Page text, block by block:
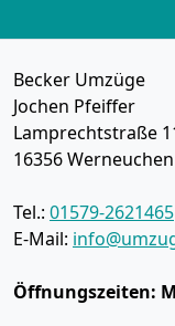
Becker Umzüge
Jochen Pfeiffer
Lamprechtstraße
16356Werneuchen
Tel.: 01579-2621465
E-Mail:
Öffnungszeiten: